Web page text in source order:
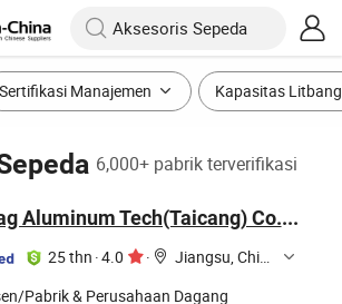
Sertifikasi Manajemen Kapasitas Litbang
6,000+ pabrik terverifikasi
Alumag Aluminum Tech(Taicang) Co., Ltd.
25 thn ·4.0 ·
Jiangsu, China
Pabrik & Perusahaan Dagang